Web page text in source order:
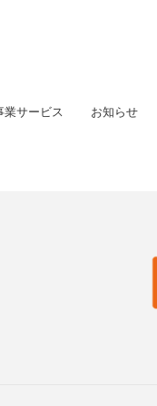
業サービス お知らせ